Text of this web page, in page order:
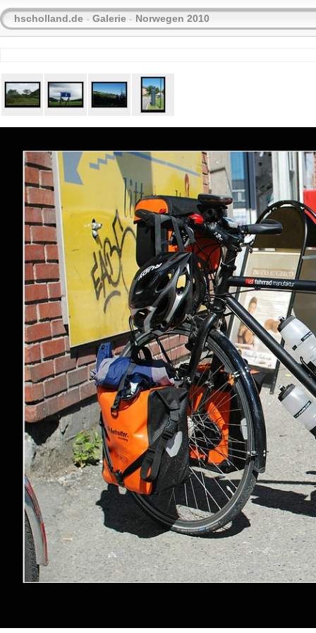
hscholland.de - Galerie - Norwegen 2010